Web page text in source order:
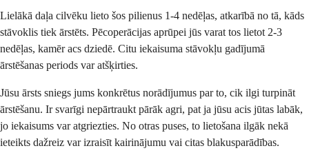
Lielākā daļa cilvēku lieto šos pilienus 1-4 nedēļas, atkarībā no tā, kāds
stāvoklis tiek ārstēts. Pēcoperācijas aprūpei jūs varat tos lietot 2-3
nedēļas, kamēr acs dziedē. Citu iekaisuma stāvokļu gadījumā
ārstēšanas periods var atšķirties.
Jūsu ārsts sniegs jums konkrētus norādījumus par to, cik ilgi turpināt
ārstēšanu. Ir svarīgi nepārtraukt pārāk agri, pat ja jūsu acis jūtas labāk,
jo iekaisums var atgriezties. No otras puses, to lietošana ilgāk nekā
ieteikts dažreiz var izraisīt kairinājumu vai citas blakusparādības.